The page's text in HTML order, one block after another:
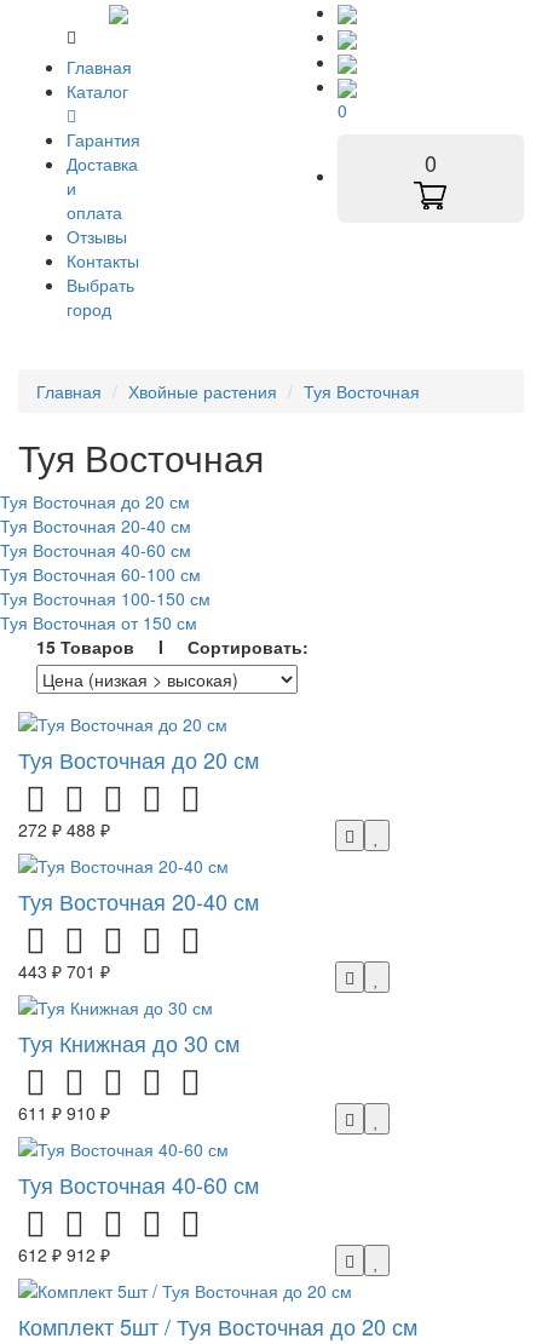
Главная
Каталог
Гарантия
Доставка
и
оплата
Отзывы
Контакты
Выбрать
город
0
0
Главная Хвойные растения Туя Восточная
Туя Восточная
Туя Восточная до 20 см
Туя Восточная 20-40 см
Туя Восточная 40-60 см
Туя Восточная 60-100 см
Туя Восточная 100-150 см
Туя Восточная от 150 см
15 Товаров I Сортировать:
Туя Восточная до 20 см
272 ₽ 488 ₽
Туя Восточная 20-40 см
443 ₽ 701 ₽
Туя Книжная до 30 см
611 ₽ 910 ₽
Туя Восточная 40-60 см
612 ₽ 912 ₽
Комплект 5шт / Туя Восточная до 20 см